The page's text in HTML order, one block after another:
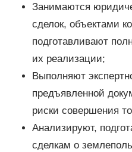
Занимаются
сделок, объектами
подготавливают
их реализации;
Выполняют
предъявленной
риски совершения
Анализируют,
сделкам о